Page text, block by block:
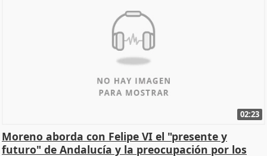
02:23
Moreno aborda con Felipe VI el "presente y
futuro" de Andalucía y la preocupación por los